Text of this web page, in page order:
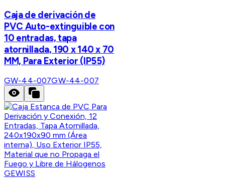
Caja de derivación de
PVC Auto-extinguible con
10 entradas, tapa
atornillada, 190 x 140 x 70
MM, Para Exterior (IP55)
GW-44-007GW-44-007
GEWISS